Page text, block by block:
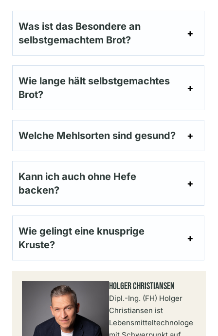
Was ist das Besondere an
selbstgemachtem Brot?
Wie lange hält selbstgemachtes
Brot?
Welche Mehlsorten sind gesund?
Kann ich auch ohne Hefe
backen?
Wie gelingt eine knusprige
Kruste?
Holger Christiansen
Dipl.-Ing. (FH) Holger
Christiansen ist
Lebensmitteltechnologe